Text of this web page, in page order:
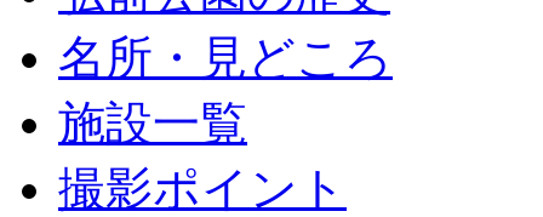
名所・見どころ
施設一覧
撮影ポイント